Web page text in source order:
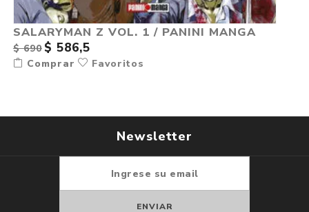
SALARYMAN Z VOL. 1 / PANINI MANGA
$ 690 $ 586,5
Comprar Favoritos
Newsletter